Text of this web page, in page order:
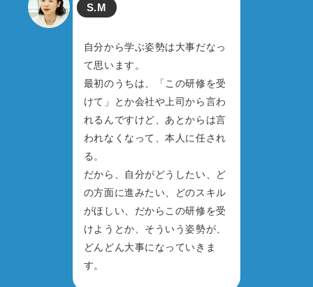
S.M
自分から学ぶ姿勢は大事だなっ
て思います。
最初のうちは、「この研修を受
けて」とか会社や上司から言わ
れるんですけど、あとからは言
われなくなって、本人に任され
る。
だから、自分がどうしたい、ど
の方面に進みたい、どのスキル
がほしい、だからこの研修を受
けようとか、そういう姿勢が、
どんどん大事になっていきま
す。